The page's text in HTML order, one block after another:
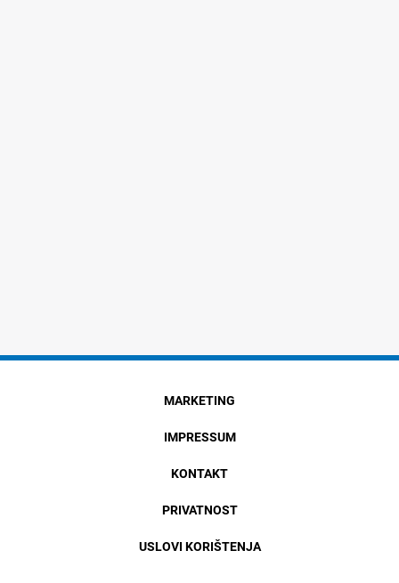
MARKETING
IMPRESSUM
KONTAKT
PRIVATNOST
USLOVI KORIŠTENJA